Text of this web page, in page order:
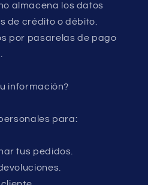
almacena los datos
de crédito o débito.
por pasarelas de pago
información?
para:
tus pedidos.